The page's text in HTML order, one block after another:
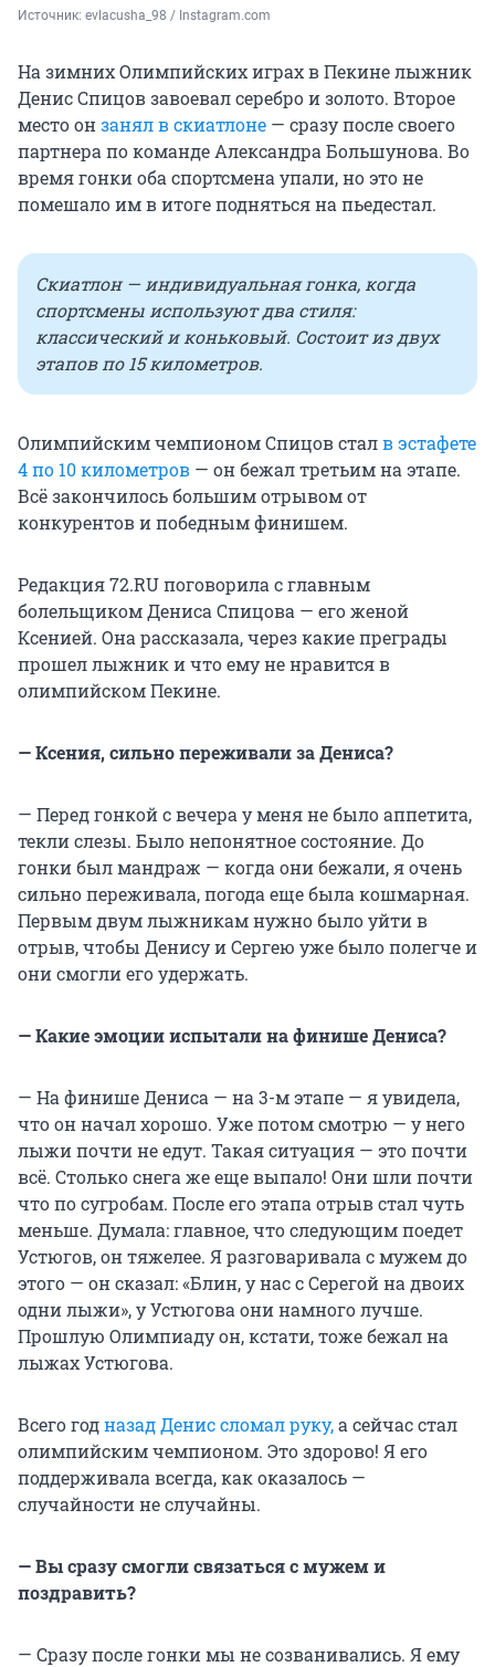
Источник: evlacusha_98 / Instagram.com
На зимних Олимпийских играх в Пекине лыжник
Денис Спицов завоевал серебро и золото. Второе
место онзанял в скиатлоне — сразу после своего
партнера по команде Александра Большунова. Во
время гонки оба спортсмена упали, но это не
помешало им в итоге подняться на пьедестал.
Скиатлон — индивидуальная гонка, когда
спортсмены используют два стиля:
классический и коньковый. Состоит из двух
этапов по 15 километров.
Олимпийским чемпионом Спицов сталв эстафете
4 по 10 километров — он бежал третьим на этапе.
Всё закончилось большим отрывом от
конкурентов и победным финишем.
Редакция 72.RU поговорила с главным
болельщиком Дениса Спицова — его женой
Ксенией. Она рассказала, через какие преграды
прошел лыжник и что ему не нравится в
олимпийском Пекине.
— Ксения, сильно переживали за Дениса?
— Перед гонкой с вечера у меня не было аппетита,
текли слезы. Было непонятное состояние. До
гонки был мандраж — когда они бежали, я очень
сильно переживала, погода еще была кошмарная.
Первым двум лыжникам нужно было уйти в
отрыв, чтобы Денису и Сергею уже было полегче и
они смогли его удержать.
— Какие эмоции испытали на финише Дениса?
— На финише Дениса — на 3-м этапе — я увидела,
что он начал хорошо. Уже потом смотрю — у него
лыжи почти не едут. Такая ситуация — это почти
всё. Столько снега же еще выпало! Они шли почти
что по сугробам. После его этапа отрыв стал чуть
меньше. Думала: главное, что следующим поедет
Устюгов, он тяжелее. Я разговаривала с мужем до
этого — он сказал: «Блин, у нас с Серегой на двоих
одни лыжи», у Устюгова они намного лучше.
Прошлую Олимпиаду он, кстати, тоже бежал на
лыжах Устюгова.
Всего годназад Денис сломал руку,а сейчас стал
олимпийским чемпионом. Это здорово! Я его
поддерживала всегда, как оказалось —
случайности не случайны.
— Вы сразу смогли связаться с мужем и
поздравить?
— Сразу после гонки мы не созванивались. Я ему